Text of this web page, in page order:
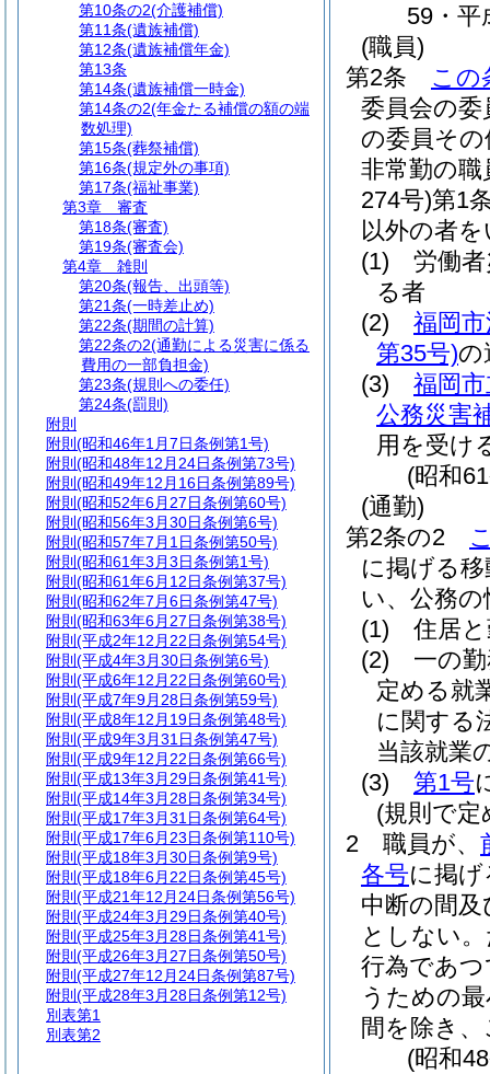
59・平
(職員)
第2条
この
委員会の委
の委員そ
非常勤の職
274号)第1
以外の者
(1)
労働
る者
(2)
福岡
第35号)の
(3)
福岡
公務災害
用を受け
(昭和
(通勤)
第2条の2
に掲げる
い、公務
(1)
住居
(2)
一の
定める就
に関する
当該就業
(3)
第1号
(規則で
2
職員が、
各号に掲
中断の間
としない。
行為であ
うための
間を除き
(昭和
第10条の2(介護補償)
第11条(遺族補償)
第12条(遺族補償年金)
第13条
第14条(遺族補償一時金)
第14条の2(年金たる補償の額の端
数処理)
第15条(葬祭補償)
第16条(規定外の事項)
第17条(福祉事業)
第3章
審査
第18条(審査)
第19条(審査会)
第4章
雑則
第20条(報告、出頭等)
第21条(一時差止め)
第22条(期間の計算)
第22条の2(通勤による災害に係る
費用の一部負担金)
第23条(規則への委任)
第24条(罰則)
附則
附則 (昭和46年1月7日条例第1号)
附則 (昭和48年12月24日条例第73号)
附則 (昭和49年12月16日条例第89号)
附則 (昭和52年6月27日条例第60号)
附則 (昭和56年3月30日条例第6号)
附則 (昭和57年7月1日条例第50号)
附則 (昭和61年3月3日条例第1号)
附則 (昭和61年6月12日条例第37号)
附則 (昭和62年7月6日条例第47号)
附則 (昭和63年6月27日条例第38号)
附則 (平成2年12月22日条例第54号)
附則 (平成4年3月30日条例第6号)
附則 (平成6年12月22日条例第60号)
附則 (平成7年9月28日条例第59号)
附則 (平成8年12月19日条例第48号)
附則 (平成9年3月31日条例第47号)
附則 (平成9年12月22日条例第66号)
附則 (平成13年3月29日条例第41号)
附則 (平成14年3月28日条例第34号)
附則 (平成17年3月31日条例第64号)
附則 (平成17年6月23日条例第110号)
附則 (平成18年3月30日条例第9号)
附則 (平成18年6月22日条例第45号)
附則 (平成21年12月24日条例第56号)
附則 (平成24年3月29日条例第40号)
附則 (平成25年3月28日条例第41号)
附則 (平成26年3月27日条例第50号)
附則 (平成27年12月24日条例第87号)
附則 (平成28年3月28日条例第12号)
別表第1
別表第2